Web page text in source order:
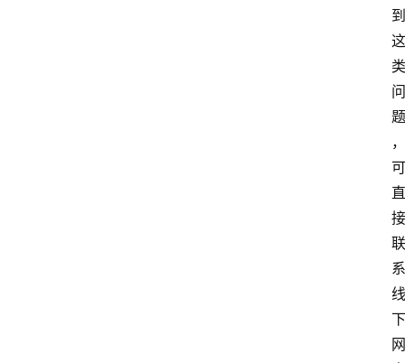
到
这
类
问
题
，
可
直
接
联
系
线
下
网